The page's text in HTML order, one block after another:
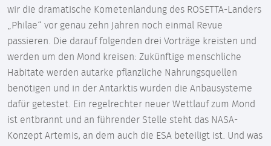
wir die dramatische Kometenlandung des ROSETTA-Landers
„Philae“ vor genau zehn Jahren noch einmal Revue
passieren. Die darauf folgenden drei Vorträge kreisten und
werden um den Mond kreisen: Zukünftige menschliche
Habitate werden autarke pflanzliche Nahrungsquellen
benötigen und in der Antarktis wurden die Anbausysteme
dafür getestet. Ein regelrechter neuer Wettlauf zum Mond
ist entbrannt und an führender Stelle steht das NASA-
Konzept Artemis, an dem auch die ESA beteiligt ist. Und was